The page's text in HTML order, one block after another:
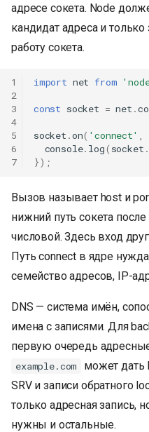
адресе сокета. Node
кандидат адреса и
работу сокета.
1
2
3
4
5
6
7
import net from
const socket = net .
socket .on( 'connect' ,
console. log( socket .
});
Вызов называет host и
нижний путь сокета
числовой. Здесь вход
Путь connect в ядре
семейство адресов, IP-
DNS — система имён,
имена с записями. Для
первую очередь
example.com
может дать
SRV и записи обратного
только адресная запись,
нужны и остальные.